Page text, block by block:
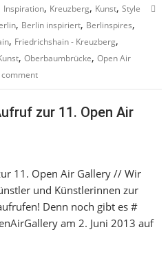
Inspiration, Kreuzberg, Kunst,Style
, Berlin inspiriert, Berlinspires,
, Friedrichshain - Kreuzberg,
,Oberbaumbrücke,Open Air
comment
zur 11. Open Air
11. Open Air Gallery // Wir
und Künstlerinnen zur
Denn noch gibt es #
am 2. Juni 2013 auf